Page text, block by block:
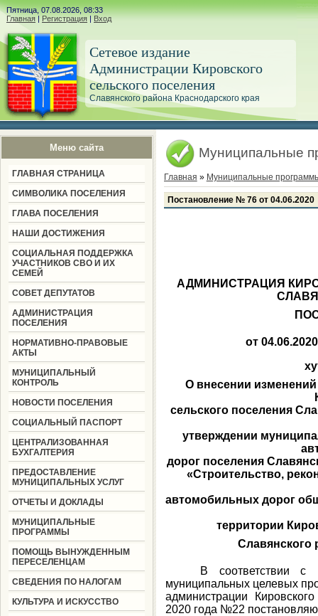
Пятница, 07.08.2026, 08:33
Главная | Регистрация | Вход
Сетевое издание
Администрации Кировского
сельского поселения
Славянского района Краснодарского края
Меню сайта
ГЛАВНАЯ СТРАНИЦА
СИМВОЛИКА ПОСЕЛЕНИЯ
ГЛАВА ПОСЕЛЕНИЯ
НАШИ ДОСТИЖЕНИЯ
СОЦИАЛЬНАЯ ПОДДЕРЖКА
УЧАСТНИКОВ СВО И ИХ
СЕМЕЙ
СОВЕТ ДЕПУТАТОВ
АДМИНИСТРАЦИЯ
ПОСЕЛЕНИЯ
НОРМАТИВНО-ПРАВОВЫЕ
АКТЫ
МУНИЦИПАЛЬНЫЙ
КОНТРОЛЬ
НОВОСТИ ПОСЕЛЕНИЯ
СОЦИАЛЬНЫЙ ПАСПОРТ
ЦЕНТРАЛИЗОВАННАЯ
БУХГАЛТЕРИЯ
ПРЕДОСТАВЛЕНИЕ
МУНИЦИПАЛЬНЫХ УСЛУГ
ОТЧЕТЫ И ДОКЛАДЫ
МУНИЦИПАЛЬНЫЕ
ПРОГРАММЫ
ПОМОЩЬ ВЫНУЖДЕННЫМ
ПЕРЕСЕЛЕНЦАМ
СВЕДЕНИЯ ПО НАЛОГАМ
КУЛЬТУРА И ИСКУССТВО
Муниципальные
Главная » Муниципальные
Постановление № 76 от 04.06.2020
АДМИНИСТРАЦИЯ
от04.06.2020
О внесении
сельского поселения
утверждении
дорог поселения
«Строительство,
автомобильных дорог
территории
Славянского
В соответствии с
муниципальных целевых
администрации
2020 года №22